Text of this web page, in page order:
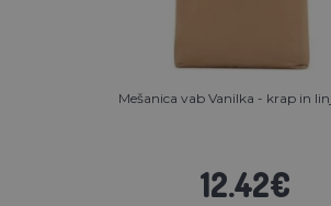
Mešanica vab Vanilka - krap in
12.42€